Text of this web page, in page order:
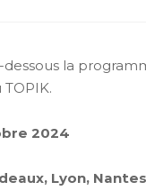
la
2024
Lyon,